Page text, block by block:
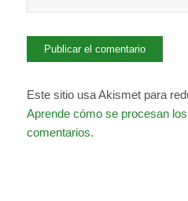
Este sitio usa Akismet para
Aprende cómo se procesan
comentarios.